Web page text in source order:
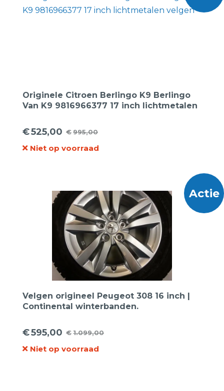
Originele Citroen Berlingo K9 Berlingo
Van K9 9816966377 17 inch lichtmetalen
€995,00
Oorspronkelijke
prijs
€525,00
Huidige
prijs
Niet op voorraad
Actie
Velgen origineel Peugeot 308 16 inch |
Continental winterbanden.
€1.099,00
Oorspronkelijke
prijs
€595,00
Huidige
prijs
Niet op voorraad